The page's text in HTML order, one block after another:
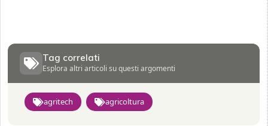
Tag correlati
Esplora altri articoli su questi argomenti
agritech agricoltura